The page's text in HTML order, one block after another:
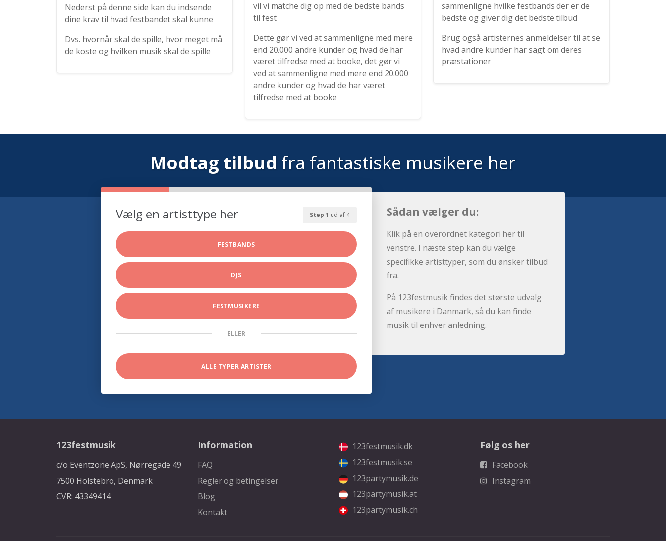
Nederst på denne side kan du indsende
dine krav til hvad festbandet skal kunne
Dvs. hvornår skal de spille, hvor meget må
de koste og hvilken musik skal de spille
vil vi matche dig op med de bedste bands
til fest
Dette gør vi ved at sammenligne med mere
end 20.000 andre kunder og hvad de har
været tilfredse med at booke, det gør vi
ved at sammenligne med mere end 20.000
andre kunder og hvad de har været
tilfredse med at booke
sammenligne hvilke festbands der er de
bedste og giver dig det bedste tilbud
Brug også artisternes anmeldelser til at se
hvad andre kunder har sagt om deres
præstationer
Modtag tilbud fra fantastiske musikere her
Step 1 ud af 4
Vælg en artisttype her
FESTBANDS
DJS
FESTMUSIKERE
ELLER
ALLE TYPER ARTISTER
Sådan vælger du:
Klik på en overordnet kategori her til
venstre. I næste step kan du vælge
specifikke artisttyper, som du ønsker tilbud
fra.
På 123festmusik findes det største udvalg
af musikere i Danmark, så du kan finde
musik til enhver anledning.
123festmusik
c/o Eventzone ApS, Nørregade 49
7500 Holstebro, Denmark
CVR: 43349414
Information
FAQ
Regler og betingelser
Blog
Kontakt
123festmusik.dk
123festmusik.se
123partymusik.de
123partymusik.at
123partymusik.ch
Følg os her
Facebook
Instagram